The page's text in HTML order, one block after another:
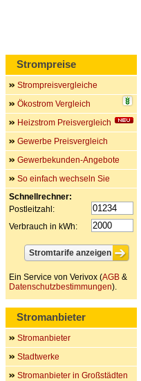
Strompreise
Strompreisvergleiche
Ökostrom Vergleich
Heizstrom Preisvergleich
Gewerbe Preisvergleich
Gewerbekunden-Angebote
So einfach wechseln Sie
Schnellrechner:
Postleitzahl:
Verbrauch in kWh:
Ein Service von Verivox (AGB &
Datenschutzbestimmungen).
Stromanbieter
Stromanbieter
Stadtwerke
Stromanbieter in Großstädten